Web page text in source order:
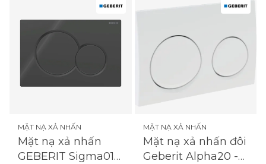
MẶT NẠ XẢ NHẤN
Mặt nạ xả nhấn
GEBERIT Sigma01 |
MẶT NẠ XẢ NHẤN
Mặt nạ xả nhấn đôi
Geberit Alpha20 -